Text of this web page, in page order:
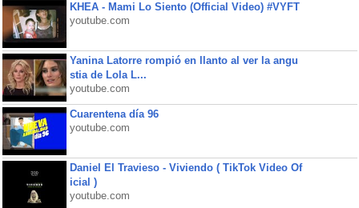
KHEA - Mami Lo Siento (Official Video) #VYFT
youtube.com
Yanina Latorre rompió en llanto al ver la angu
stia de Lola L...
youtube.com
Cuarentena día 96
youtube.com
Daniel El Travieso - Viviendo ( TikTok Video Of
icial )
youtube.com